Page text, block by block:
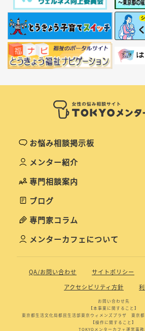
お悩み相談掲示板
メンター紹介
専門相談案内
ブログ
専門家コラム
メンターカフェについて
QA/お問い合わせ サイトポリシー
アクセシビリティ方針
お問い合わせ先
【本事業に関すること】
東京都生活文化局都民生活部東京ウィメンズプラザ 東京
【操作に関すること】
TOKYOメンターカフェ運営事務